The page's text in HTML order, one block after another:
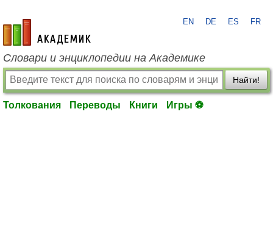
academic.ru
EN DE ES FR
Словари и энциклопедии на Академике
Найти!
Толкования Переводы Книги Игры ⚽